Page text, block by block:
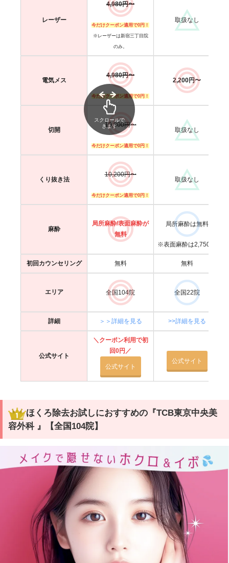
レーザー
4,980円〜
今だけクーポン適用で0円！
※レーザーは新宿三丁目院
のみ。
取扱なし
電気メス
4,980円〜
今だけクーポン適用で0円！
2,200円〜
切開
19,800円〜
今だけクーポン適用で0円！
取扱なし
くり抜き法
10,200円〜
今だけクーポン適用で0円！
取扱なし
麻酔
局所麻酔/表面麻酔が
無料
局所麻酔は無料
※表面麻酔は2,750円
初回カウンセリング 無料 無料
エリア 全国104院 全国22院
詳細 ＞＞詳細を見る >>詳細を見る
公式サイト
＼クーポン利用で初
回0円／
公式サイト
公式サイト
スクロールで
きます
ほくろ除去お試しにおすすめの『TCB東京中央美
容外科 』【全国104院】